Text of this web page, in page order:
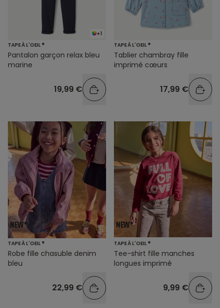
+1
TAPE À L'OEIL ®
Pantalon garçon relax bleu
marine
19,99 €
TAPE À L'OEIL ®
Tablier chambray fille
imprimé cœurs
17,99 €
TAPE À L'OEIL ®
Robe fille chasuble denim
bleu
22,99 €
TAPE À L'OEIL ®
Tee-shirt fille manches
longues imprimé
9,99 €